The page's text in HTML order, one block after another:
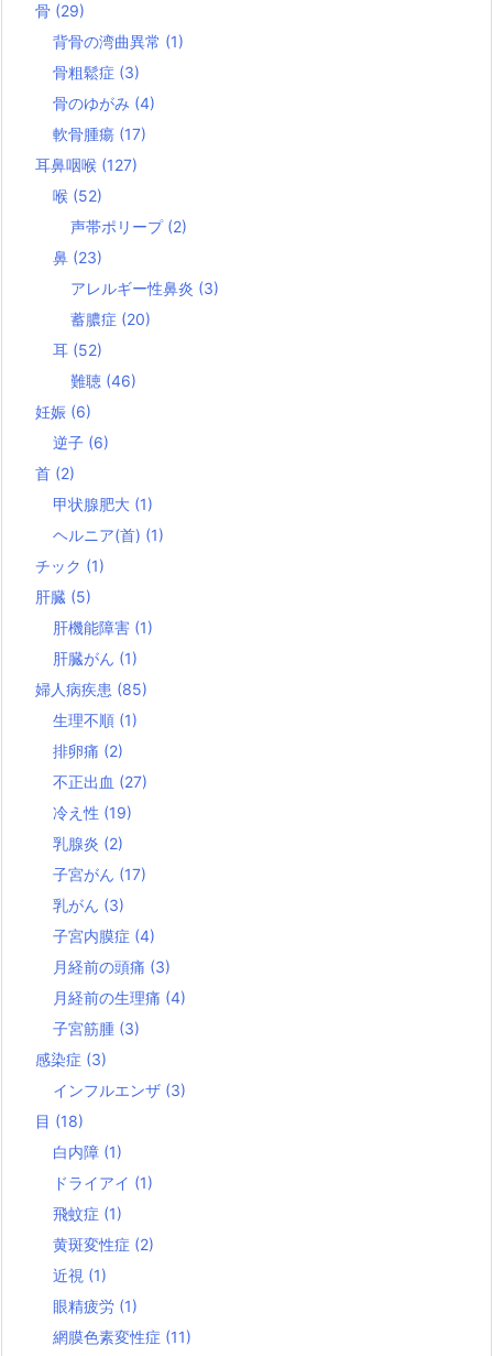
骨 (29)
背骨の湾曲異常 (1)
骨粗鬆症 (3)
骨のゆがみ (4)
軟骨腫瘍 (17)
耳鼻咽喉 (127)
喉 (52)
声帯ポリープ (2)
鼻 (23)
アレルギー性鼻炎 (3)
蓄膿症 (20)
耳 (52)
難聴 (46)
妊娠 (6)
逆子 (6)
首 (2)
甲状腺肥大 (1)
ヘルニア(首) (1)
チック (1)
肝臓 (5)
肝機能障害 (1)
肝臓がん (1)
婦人病疾患 (85)
生理不順 (1)
排卵痛 (2)
不正出血 (27)
冷え性 (19)
乳腺炎 (2)
子宮がん (17)
乳がん (3)
子宮内膜症 (4)
月経前の頭痛 (3)
月経前の生理痛 (4)
子宮筋腫 (3)
感染症 (3)
インフルエンザ (3)
目 (18)
白内障 (1)
ドライアイ (1)
飛蚊症 (1)
黄斑変性症 (2)
近視 (1)
眼精疲労 (1)
網膜色素変性症 (11)